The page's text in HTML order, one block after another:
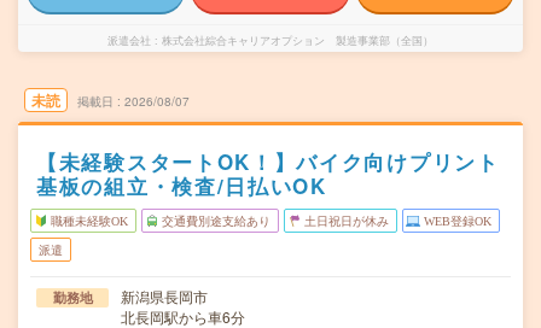
派遣会社 株式会社綜合キャリアオプション 製造事業部（全国）
未読 掲載日 2026/08/07
【未経験スタートOK！】バイク向けプリント
基板の組立・検査/日払いOK
職種未経験OK 交通費別途支給あり 土日祝日が休み WEB登録OK
派遣
勤務地
新潟県長岡市
北長岡駅から車6分